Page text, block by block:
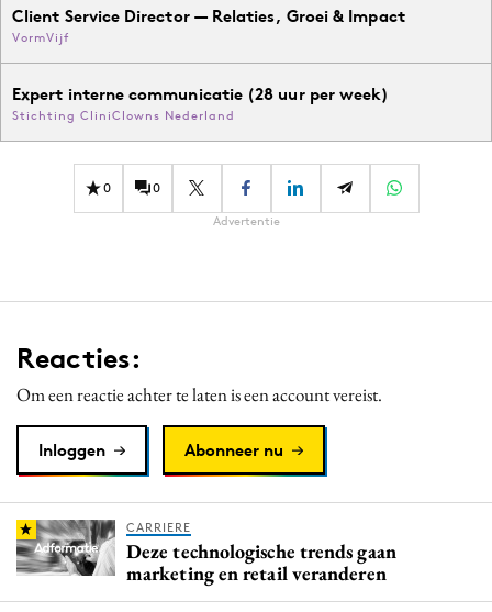
Client Service Director — Relaties, Groei & Impact
VormVijf
Expert interne communicatie (28 uur per week)
Stichting CliniClowns Nederland
0 0
Advertentie
Reacties:
Om een reactie achter te laten is een account vereist.
Inloggen Abonneer nu
CARRIERE
Deze technologische trends gaan
marketing en retail veranderen